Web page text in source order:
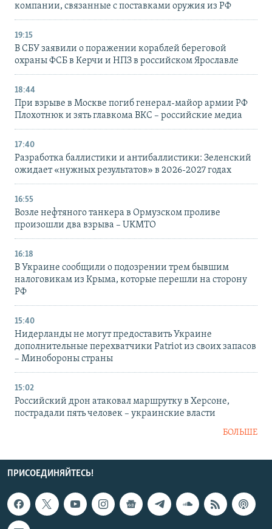
компании, связанные с поставками оружия из РФ
19:15
В СБУ заявили о поражении кораблей береговой
охраны ФСБ в Керчи и НПЗ в российском Ярославле
18:44
При взрыве в Москве погиб генерал-майор армии РФ
Плохотнюк и зять главкома ВКС – российские медиа
17:40
Разработка баллистики и антибаллистики: Зеленский
ожидает «нужных результатов» в 2026-2027 годах
16:55
Возле нефтяного танкера в Ормузском проливе
произошли два взрыва – UKMTO
16:18
В Украине сообщили о подозрении трем бывшим
налоговикам из Крыма, которые перешли на сторону
РФ
15:40
Нидерланды не могут предоставить Украине
дополнительные перехватчики Patriot из своих запасов
– Минобороны страны
15:02
Российский дрон атаковал маршрутку в Херсоне,
пострадали пять человек – украинские власти
БОЛЬШЕ
ПРИСОЕДИНЯЙТЕСЬ!